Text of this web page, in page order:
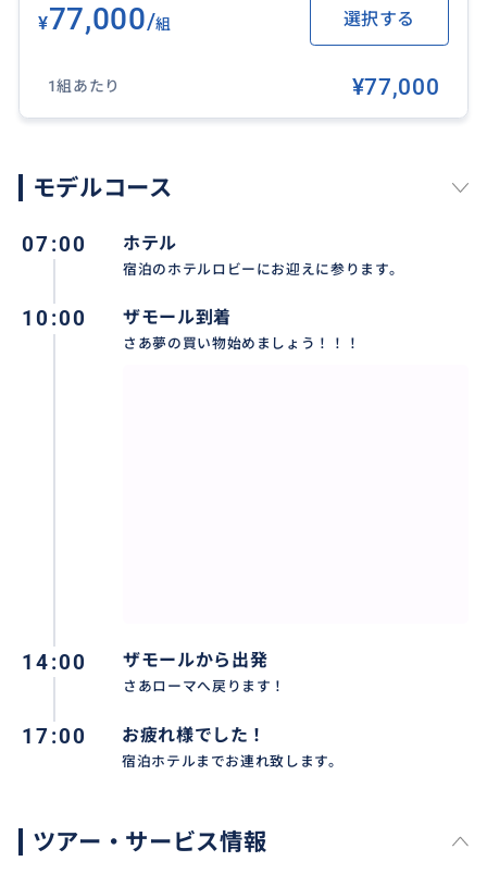
▼[ローマ発] ポジターノ+アマルフィ 日帰りツアー
s://travel.buyma.com/service/a030101/ic010101250
513000016/
vice/a030199/ic010101250326000009/
ショッピングに同乗アテンドしながら、ブランドアド
バイスなども時間内でさせていただきますので、旅行
をより楽しみたい方にピッタリのサービスです。
¥77,000/組 選択する
1組あたり ¥77,000
モデルコース
07:00 ホテル
宿泊のホテルロビーにお迎えに参ります。
10:00 ザモール到着
さあ夢の買い物始めましょう！！！
14:00 ザモールから出発
さあローマへ戻ります！
17:00 お疲れ様でした！
宿泊ホテルまでお連れ致します。
ツアー・サービス情報